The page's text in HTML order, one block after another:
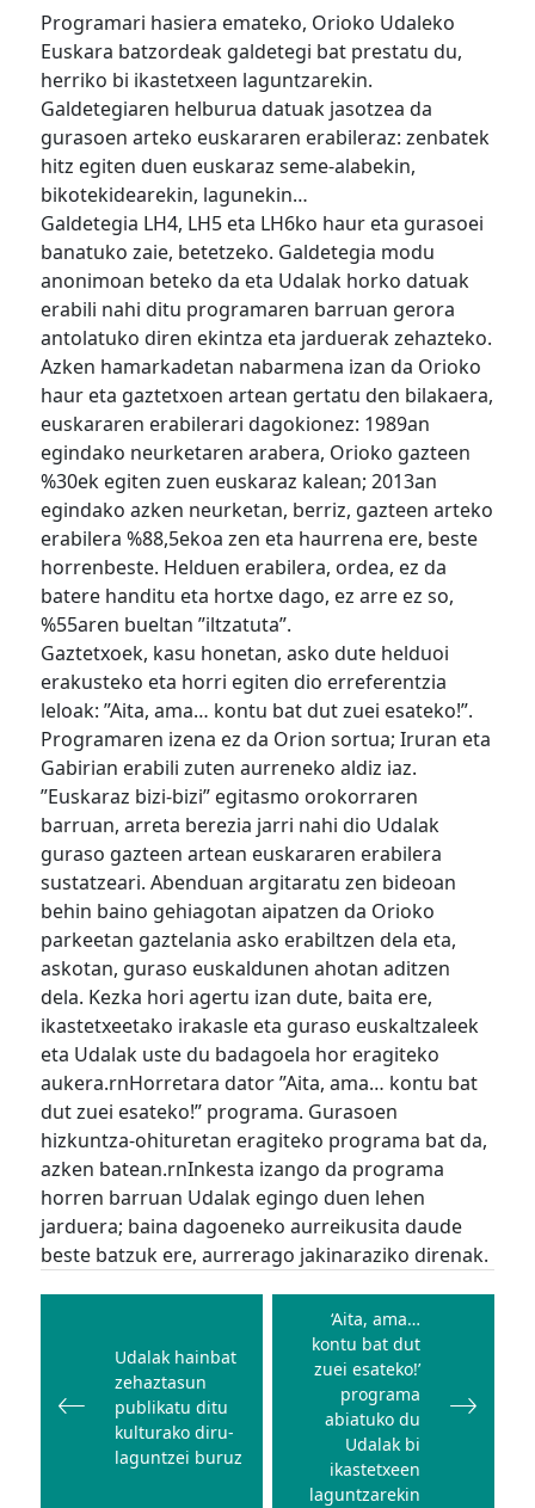
Programari hasiera emateko, Orioko Udaleko
Euskara batzordeak galdetegi bat prestatu du,
herriko bi ikastetxeen laguntzarekin.
Galdetegiaren helburua datuak jasotzea da
gurasoen arteko euskararen erabileraz: zenbatek
hitz egiten duen euskaraz seme-alabekin,
bikotekidearekin, lagunekin…
Galdetegia LH4, LH5 eta LH6ko haur eta gurasoei
banatuko zaie, betetzeko. Galdetegia modu
anonimoan beteko da eta Udalak horko datuak
erabili nahi ditu programaren barruan gerora
antolatuko diren ekintza eta jarduerak zehazteko.
Azken hamarkadetan nabarmena izan da Orioko
haur eta gaztetxoen artean gertatu den bilakaera,
euskararen erabilerari dagokionez: 1989an
egindako neurketaren arabera, Orioko gazteen
%30ek egiten zuen euskaraz kalean; 2013an
egindako azken neurketan, berriz, gazteen arteko
erabilera %88,5ekoa zen eta haurrena ere, beste
horrenbeste. Helduen erabilera, ordea, ez da
batere handitu eta hortxe dago, ez arre ez so,
%55aren bueltan ”iltzatuta”.
Gaztetxoek, kasu honetan, asko dute helduoi
erakusteko eta horri egiten dio erreferentzia
leloak: ”Aita, ama… kontu bat dut zuei esateko!”.
Programaren izena ez da Orion sortua; Iruran eta
Gabirian erabili zuten aurreneko aldiz iaz.
”Euskaraz bizi-bizi” egitasmo orokorraren
barruan, arreta berezia jarri nahi dio Udalak
guraso gazteen artean euskararen erabilera
sustatzeari. Abenduan argitaratu zen bideoan
behin baino gehiagotan aipatzen da Orioko
parkeetan gaztelania asko erabiltzen dela eta,
askotan, guraso euskaldunen ahotan aditzen
dela. Kezka hori agertu izan dute, baita ere,
ikastetxeetako irakasle eta guraso euskaltzaleek
eta Udalak uste du badagoela hor eragiteko
aukera.rnHorretara dator ”Aita, ama… kontu bat
dut zuei esateko!” programa. Gurasoen
hizkuntza-ohituretan eragiteko programa bat da,
azken batean.rnInkesta izango da programa
horren barruan Udalak egingo duen lehen
jarduera; baina dagoeneko aurreikusita daude
beste batzuk ere, aurrerago jakinaraziko direnak.
Bidalketetan
nabigatuUdalak hainbat
zehaztasun
publikatu ditu
kulturako diru-
laguntzei buruz
‘Aita, ama…
kontu bat dut
zuei esateko!’
programa
abiatuko du
Udalak bi
ikastetxeen
laguntzarekin